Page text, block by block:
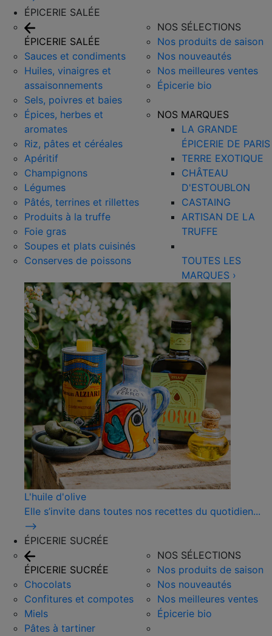
ÉPICERIE SALÉE
ÉPICERIE SALÉE
Sauces et condiments
Huiles, vinaigres et
assaisonnements
Sels, poivres et baies
Épices, herbes et
aromates
Riz, pâtes et céréales
Apéritif
Champignons
Légumes
Pâtés, terrines et rillettes
Produits à la truffe
Foie gras
Soupes et plats cuisinés
Conserves de poissons
NOS SÉLECTIONS
Nos produits de saison
Nos nouveautés
Nos meilleures ventes
Épicerie bio
NOS MARQUES
LA GRANDE
ÉPICERIE DE PARIS
TERRE EXOTIQUE
CHÂTEAU
D'ESTOUBLON
CASTAING
ARTISAN DE LA
TRUFFE
TOUTES LES
MARQUES ›
L'huile d'olive
Elle s’invite dans toutes nos recettes du quotidien...
⟶
ÉPICERIE SUCRÉE
ÉPICERIE SUCRÉE
Chocolats
Confitures et compotes
Miels
Pâtes à tartiner
NOS SÉLECTIONS
Nos produits de saison
Nos nouveautés
Nos meilleures ventes
Épicerie bio